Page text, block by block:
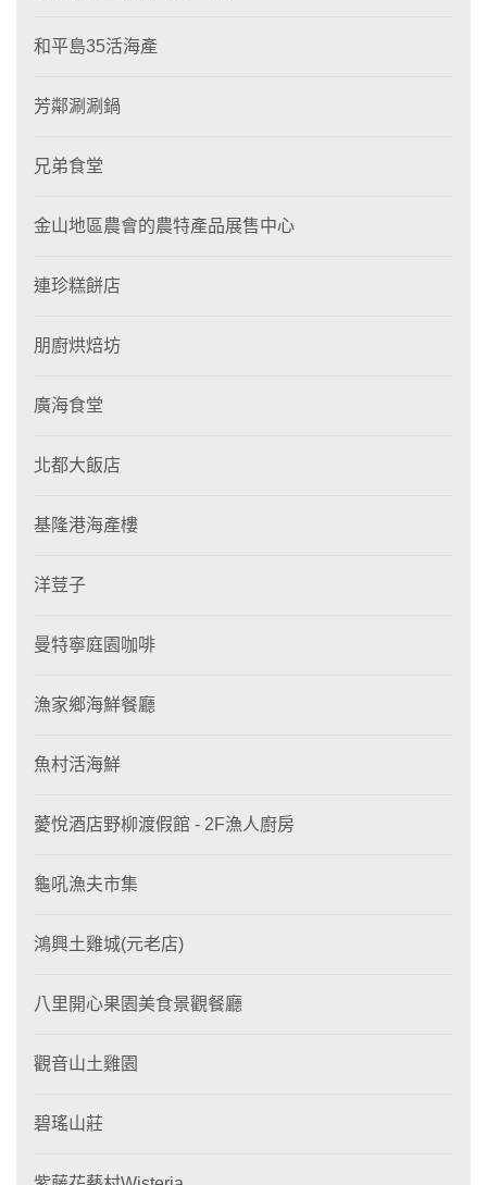
和平島35活海產
芳鄰涮涮鍋
兄弟食堂
金山地區農會的農特產品展售中心
連珍糕餅店
朋廚烘焙坊
廣海食堂
北都大飯店
基隆港海產樓
洋荳子
曼特寧庭園咖啡
漁家鄉海鮮餐廳
魚村活海鮮
薆悅酒店野柳渡假館 - 2F漁人廚房
龜吼漁夫市集
鴻興土雞城(元老店)
八里開心果園美食景觀餐廳
觀音山土雞園
碧瑤山莊